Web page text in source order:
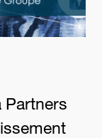
Partners